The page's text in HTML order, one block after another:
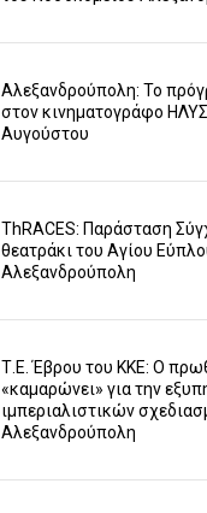
Αλεξανδρούπολη: Το
στον κινηματογράφο
Αυγούστου
ΤhRACES: Παράσταση
θεατράκι του Αγίου
Αλεξανδρούπολη
Τ.Ε. Έβρου του ΚΚΕ: Ο
«καμαρώνει» για την
ιμπεριαλιστικών
Αλεξανδρούπολη